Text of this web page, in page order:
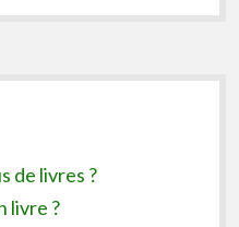
de livres ?
livre ?